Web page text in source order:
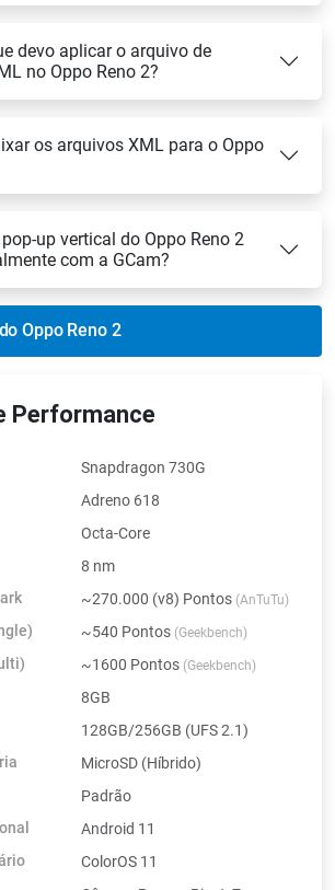
devo aplicar o arquivo de
no Oppo Reno 2?
os arquivos XML para o Oppo
up vertical do Oppo Reno 2
com a GCam?
Oppo Reno 2
Performance
Snapdragon 730G
Adreno 618
Octa-Core
8 nm
~270.000 (v8) Pontos (AnTuTu)
~540 Pontos (Geekbench)
~1600 Pontos (Geekbench)
8GB
128GB/256GB (UFS 2.1)
MicroSD (Híbrido)
Padrão
Android 11
ColorOS 11